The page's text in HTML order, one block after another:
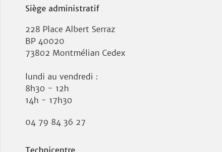
Siège administratif
228 Place Albert Serraz
BP 40020
73802 Montmélian Cedex
lundi au vendredi :
8h30 - 12h
14h - 17h30
04 79 84 36 27
Technicentre